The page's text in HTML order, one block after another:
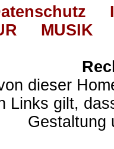
MUSIK
dieser
Links gilt,
Gestaltung